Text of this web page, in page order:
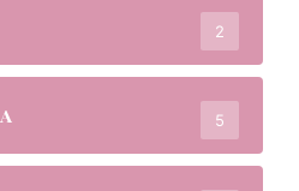
2
5